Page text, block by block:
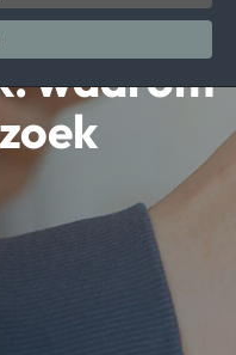
waarom